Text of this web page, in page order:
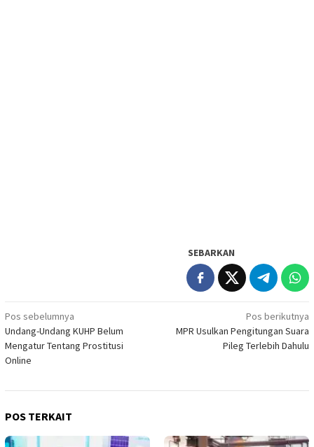
SEBARKAN
Navigasi
pos
Pos sebelumnya
Undang-Undang KUHP Belum
Mengatur Tentang Prostitusi
Online
Pos berikutnya
MPR Usulkan Pengitungan Suara
Pileg Terlebih Dahulu
POS TERKAIT